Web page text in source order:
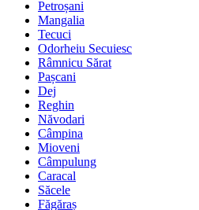
Petroșani
Mangalia
Tecuci
Odorheiu Secuiesc
Râmnicu Sărat
Pașcani
Dej
Reghin
Năvodari
Câmpina
Mioveni
Câmpulung
Caracal
Săcele
Făgăraș